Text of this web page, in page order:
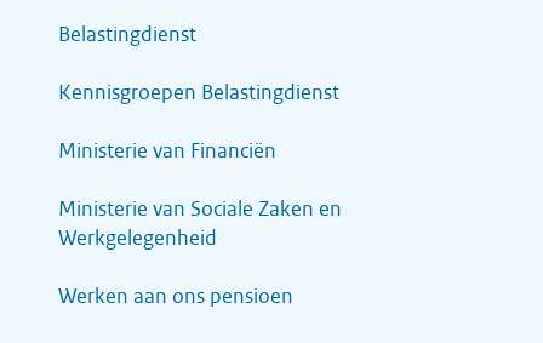
Belastingdienst
Kennisgroepen Belastingdienst
Ministerie van Financiën
Ministerie van Sociale Zaken en
Werkgelegenheid
Werken aan ons pensioen